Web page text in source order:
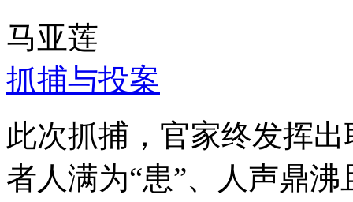
马亚莲
抓捕与投案
此次抓捕，官家终发挥
者人满为“患”、人声鼎